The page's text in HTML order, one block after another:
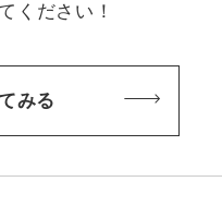
ください！
みる